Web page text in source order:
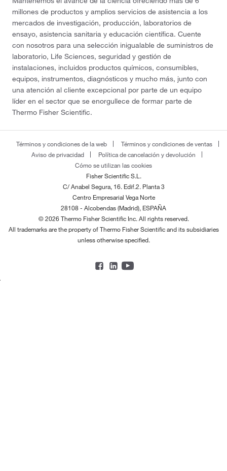
millones de productos y amplios servicios de asistencia a los
mercados de investigación, producción, laboratorios de
ensayo, asistencia sanitaria y educación científica. Cuente
con nosotros para una selección inigualable de suministros de
laboratorio, Life Sciences, seguridad y gestión de
instalaciones, incluidos productos químicos, consumibles,
equipos, instrumentos, diagnósticos y mucho más, junto con
una atención al cliente excepcional por parte de un equipo
líder en el sector que se enorgullece de formar parte de
Thermo Fisher Scientific.
Términos y condiciones de la web
Términos y condiciones de ventas
Aviso de privacidad
Política de cancelación y devolución
Cómo se utilizan las cookies
Fisher Scientific S.L.
C/ Anabel Segura, 16. Edif.2. Planta 3
Centro Empresarial Vega Norte
28108 - Alcobendas (Madrid), ESPAÑA
© 2026 Thermo Fisher Scientific Inc. All rights reserved.
All trademarks are the property of Thermo Fisher Scientific and its subsidiaries
unless otherwise specified.